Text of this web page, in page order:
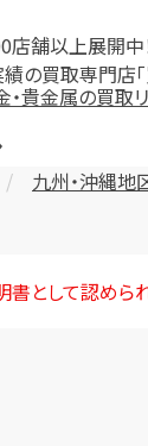
店舗以上展開中
の買取専門店「
・貴金属の買取
九州・沖縄
して認めら